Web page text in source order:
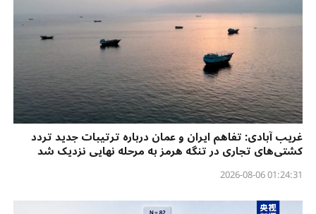
غریب آبادی: تفاهم ایران و عمان درباره ترتیبات جدید تردد
کشتی‌های تجاری در تنگه هرمز به مرحله نهایی نزدیک شد
01:24:31 2026-08-06